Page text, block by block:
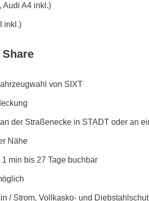
Audi A4 inkl.)
inkl.)
von SIXT
der Straßenecke in STADT oder an
Nähe
min bis 27 Tage buchbar
/ Strom, Vollkasko- und